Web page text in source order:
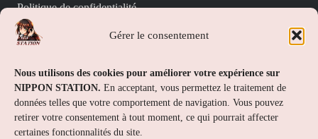
Gérer le consentement
Nous utilisons des cookies pour améliorer votre expérience sur
NIPPON STATION. En acceptant, vous permettez le traitement de
données telles que votre comportement de navigation. Vous pouvez
retirer votre consentement à tout moment, ce qui pourrait affecter
certaines fonctionnalités du site.
Politique de confidentialité
Politique de cookies (UE)
Nippon Station
À propos
FAQs